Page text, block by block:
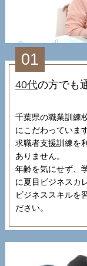
01
40代の方でも
千葉県の職業訓練
にこだわっています
求職者支援訓練を
ありません。
年齢を気にせず、
に夏目ビジネスカ
ビジネススキルを
ださい。